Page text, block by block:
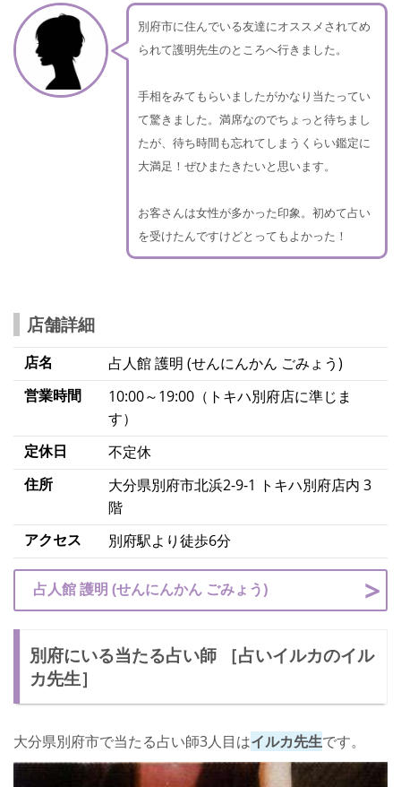
別府市に住んでいる友達にオススメされてめ
られて護明先生のところへ行きました。
手相をみてもらいましたがかなり当たってい
て驚きました。満席なのでちょっと待ちまし
たが、待ち時間も忘れてしまうくらい鑑定に
大満足！ぜひまたきたいと思います。
お客さんは女性が多かった印象。初めて占い
を受けたんですけどとってもよかった！
店舗詳細
店名
占人館 護明 (せんにんかん ごみょう)
営業時間
10:00～19:00（トキハ別府店に準じま
す）
定休日
不定休
住所
大分県別府市北浜2-9-1 トキハ別府店内 3
階
アクセス
別府駅より徒歩6分
占人館 護明 (せんにんかん ごみょう)
別府にいる当たる占い師 ［占いイルカのイル
カ先生］
大分県別府市で当たる占い師3人目はイルカ先生です。